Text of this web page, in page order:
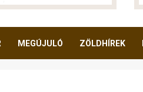
MEGÚJULÓ ZÖLDHÍREK